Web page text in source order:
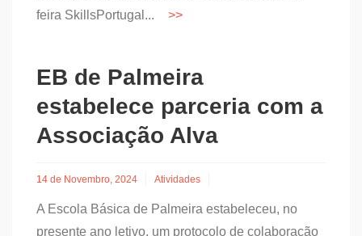
feira SkillsPortugal...
EB de Palmeira
estabelece parceria com a
Associação Alva
14 de Novembro, 2024 Atividades
A Escola Básica de Palmeira estabeleceu, no
presente ano letivo, um protocolo de colaboração